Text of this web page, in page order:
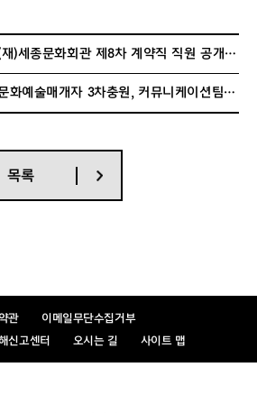
반드시 참여하셔야 합니다.
년국악단 02)399-1182~3
(재)세종문화회관 제8차 계약직 직원 공개채용 서류전형 합격자 공고(변경일정 포함)
문화예술매개자 3차충원, 커뮤니케이션팀 서류전형 합격자 공고
목록
관
이메일무단수집거부
신고센터 오시는 길 사이트 맵